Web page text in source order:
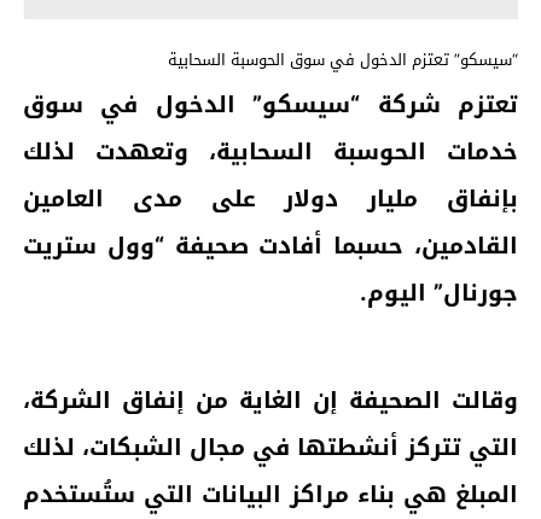
“سيسكو” تعتزم الدخول في سوق الحوسبة السحابية
تعتزم شركة “سيسكو” الدخول في سوق
خدمات الحوسبة السحابية، وتعهدت لذلك
بإنفاق مليار دولار على مدى العامين
القادمين، حسبما أفادت صحيفة “وول ستريت
جورنال” اليوم.
وقالت الصحيفة إن الغاية من إنفاق الشركة،
التي تتركز أنشطتها في مجال الشبكات، لذلك
المبلغ هي بناء مراكز البيانات التي ستُستخدم